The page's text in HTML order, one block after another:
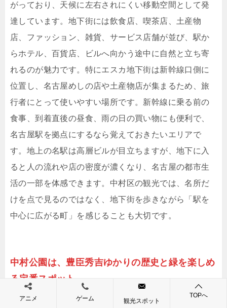
がっており、天候に左右されにくい移動空間として発
達しています。地下街には飲食店、喫茶店、土産物
店、ファッション、雑貨、サービス店舗が並び、駅か
らホテル、百貨店、ビルへ向かう途中に自然と立ち寄
れるのが魅力です。特にエスカ地下街は新幹線口側に
位置し、名古屋めしの店や土産物店が集まるため、旅
行者にとって使いやすい場所です。新幹線に乗る前の
食事、到着直後の昼食、雨の日の買い物にも便利で、
名古屋駅を拠点にするなら覚えておきたいエリアで
す。地上の名駅は高層ビルが目立ちますが、地下に入
ると人の流れや店の密度が濃くなり、名古屋の都市生
活の一部を体感できます。中村区の観光では、名所だ
けを点で見るのではなく、地下街を歩きながら「駅を
中心に広がる町」を感じることも大切です。
中村公園は、豊臣秀吉ゆかりの歴史と緑を楽しめ
る定番スポット
アニメ ゲーム 観光スポット
TOPへ